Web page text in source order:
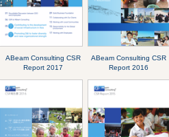
ABeam Consulting CSR
Report 2017
ABeam Consulting CSR
Report 2016